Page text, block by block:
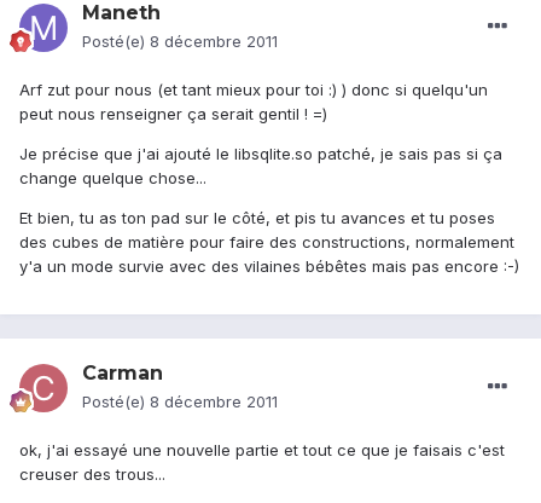
Maneth
Posté(e) 8 décembre 2011
Arf zut pour nous (et tant mieux pour toi :) ) donc si quelqu'un
peut nous renseigner ça serait gentil ! =)
Je précise que j'ai ajouté le libsqlite.so patché, je sais pas si ça
change quelque chose...
Et bien, tu as ton pad sur le côté, et pis tu avances et tu poses
des cubes de matière pour faire des constructions, normalement
y'a un mode survie avec des vilaines bébêtes mais pas encore :-)
Carman
Posté(e) 8 décembre 2011
ok, j'ai essayé une nouvelle partie et tout ce que je faisais c'est
creuser des trous...